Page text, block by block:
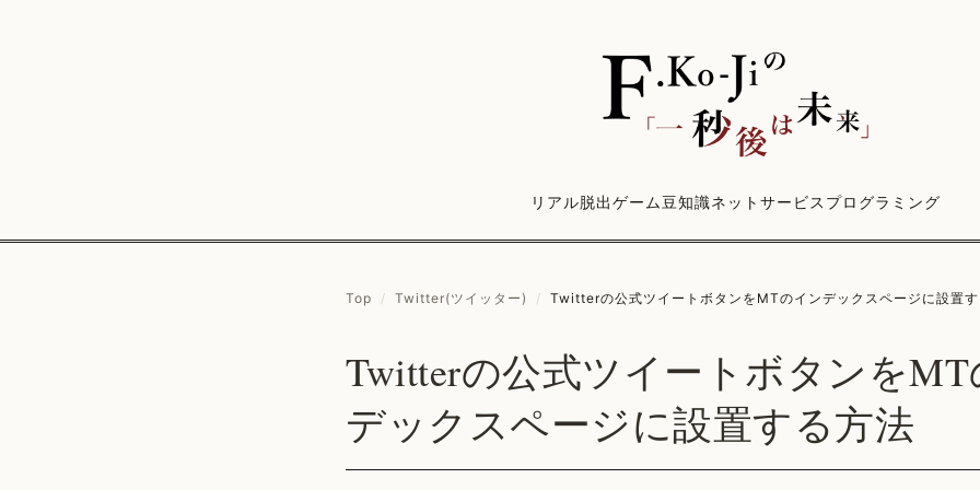
リアル脱出ゲーム豆知識ネットサービス プログラミング
Top / Twitter(ツイッター) / Twitterの公式ツイートボタンをMTのインデックスページに設置
Twitterの公式ツイートボタンをMT
デックスページに設置する方法